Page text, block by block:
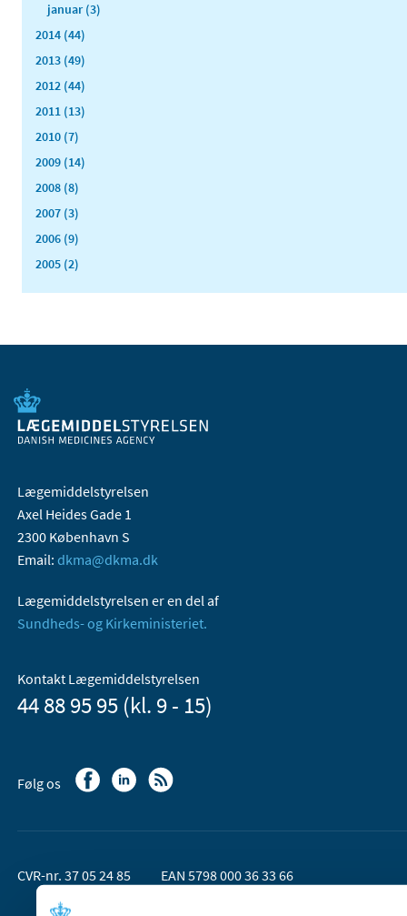
januar (3)
2014 (44)
2013 (49)
2012 (44)
2011 (13)
2010 (7)
2009 (14)
2008 (8)
2007 (3)
2006 (9)
2005 (2)
Lægemiddelstyrelsen
Axel Heides Gade 1
2300 København S
Email: dkma@dkma.dk
Lægemiddelstyrelsen er en del af
Sundheds- og Kirkeministeriet.
Kontakt Lægemiddelstyrelsen
44 88 95 95 (kl. 9 - 15)
Følg os
CVR-nr. 37 05 24 85 EAN 5798 000 36 33 66